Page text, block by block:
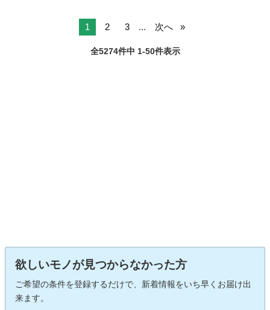
1 2 3 ... 次へ
全5274件中 1-50件表示
欲しいモノが見つからなかった方
ご希望の条件を登録するだけで、新着情報をいち早くお届け出
来ます。